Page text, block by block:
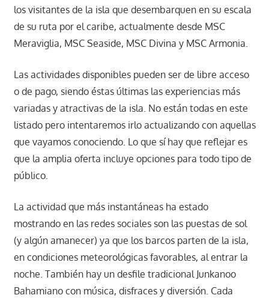
los visitantes de la isla que desembarquen en su escala
de su ruta por el caribe, actualmente desde MSC
Meraviglia, MSC Seaside, MSC Divina y MSC Armonia.
Las actividades disponibles pueden ser de libre acceso
o de pago, siendo éstas últimas las experiencias más
variadas y atractivas de la isla. No están todas en este
listado pero intentaremos irlo actualizando con aquellas
que vayamos conociendo. Lo que sí hay que reflejar es
que la amplia oferta incluye opciones para todo tipo de
público.
La actividad que más instantáneas ha estado
mostrando en las redes sociales son las puestas de sol
(y algún amanecer) ya que los barcos parten de la isla,
en condiciones meteorológicas favorables, al entrar la
noche. También hay un desfile tradicional Junkanoo
Bahamiano con música, disfraces y diversión. Cada